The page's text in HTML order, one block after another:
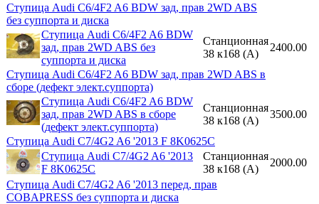
Ступица Audi C6/4F2 A6 BDW зад, прав 2WD ABS
без суппорта и диска
Ступица Audi C6/4F2 A6 BDW
зад, прав 2WD ABS без
суппорта и диска
Станционная
38 к168 (A)
2400.00
Ступица Audi C6/4F2 A6 BDW зад, прав 2WD ABS в
сборе (дефект элект.суппорта)
Ступица Audi C6/4F2 A6 BDW
зад, прав 2WD ABS в сборе
(дефект элект.суппорта)
Станционная
38 к168 (A)
3500.00
Ступица Audi C7/4G2 A6 '2013 F 8K0625C
Ступица Audi C7/4G2 A6 '2013
F 8K0625C
Станционная
38 к168 (A)
2000.00
Ступица Audi C7/4G2 A6 '2013 перед, прав
COBAPRESS без суппорта и диска